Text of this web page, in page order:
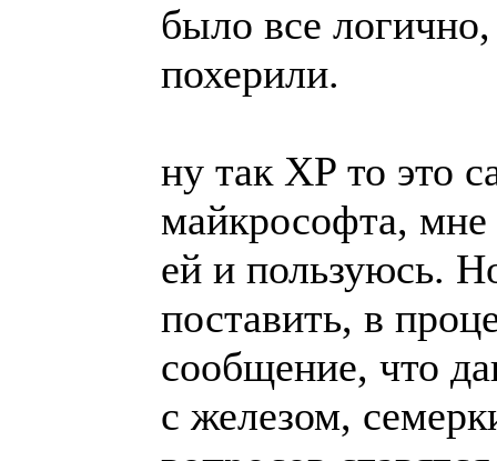
было все
похерили.
ну так XP то это
майкрософта, мне
ей и пользуюсь.
поставить, в
сообщение, что
с железом,